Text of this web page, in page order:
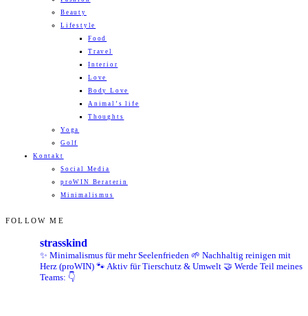
Beauty
Lifestyle
Food
Travel
Interior
Love
Body Love
Animal’s life
Thoughts
Yoga
Golf
Kontakt
Social Media
proWIN Beraterin
Minimalismus
FOLLOW ME
strasskind
✨ Minimalismus für mehr Seelenfrieden 🌱 Nachhaltig reinigen mit
Herz (proWIN) 🐾 Aktiv für Tierschutz & Umwelt 🤝 Werde Teil meines
Teams: 👇